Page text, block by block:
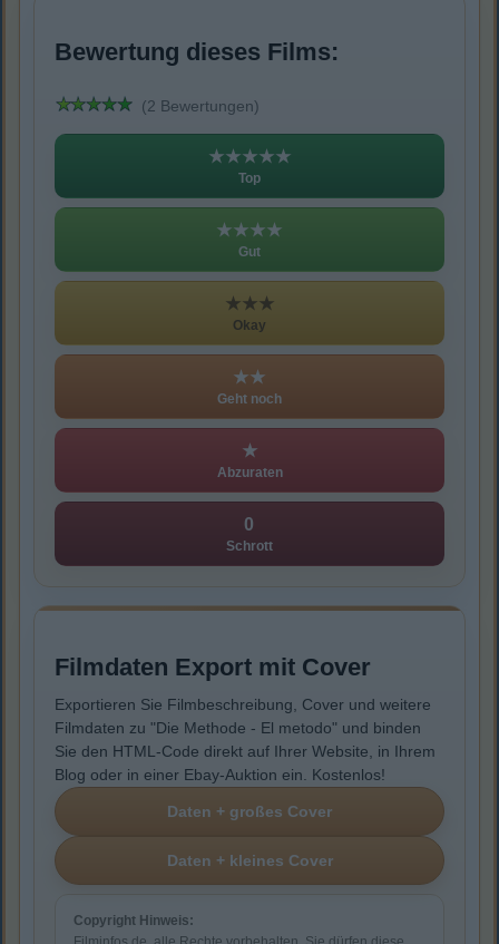
Bewertung dieses Films:
(2 Bewertungen)
★★★★★
Top
★★★★
Gut
★★★
Okay
★★
Geht noch
★
Abzuraten
0
Schrott
Filmdaten Export mit Cover
Exportieren Sie Filmbeschreibung, Cover und weitere
Filmdaten zu "Die Methode - El metodo" und binden
Sie den HTML-Code direkt auf Ihrer Website, in Ihrem
Blog oder in einer Ebay-Auktion ein. Kostenlos!
Copyright Hinweis: